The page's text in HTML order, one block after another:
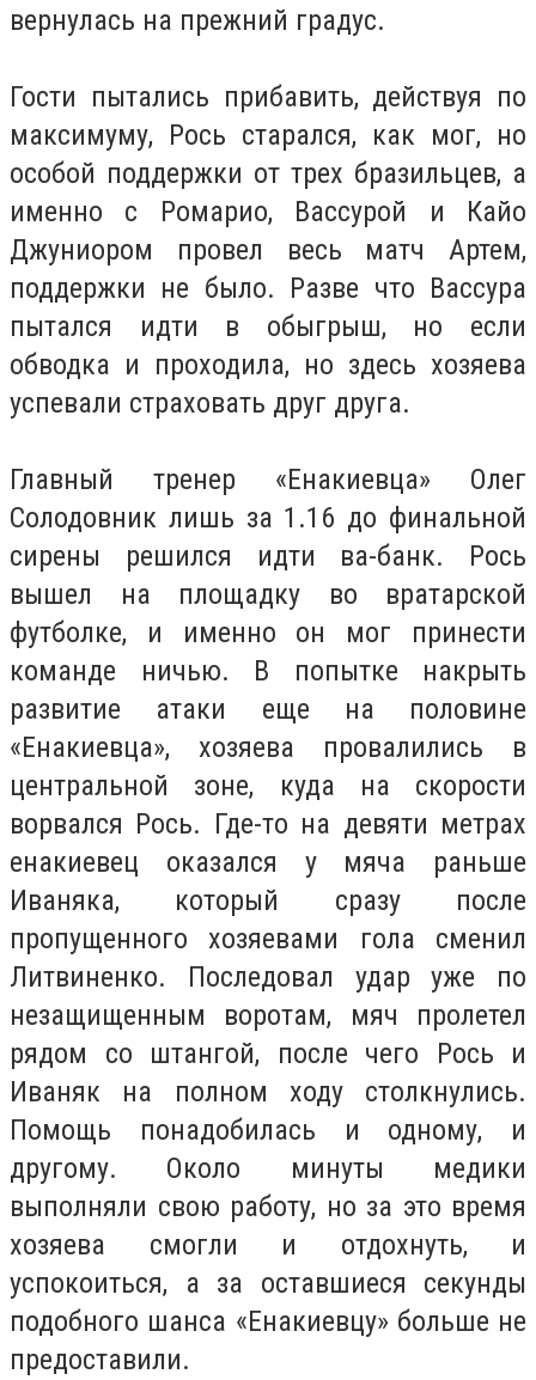
вернулась на прежний градус.
Гости пытались прибавить, действуя по
максимуму, Рось старался, как мог, но
особой поддержки от трех бразильцев, а
именно с Ромарио, Вассурой и Кайо
Джуниором провел весь матч Артем,
поддержки не было. Разве что Вассура
пытался идти в обыгрыш, но если
обводка и проходила, но здесь хозяева
успевали страховать друг друга.
Главный тренер «Енакиевца» Олег
Солодовник лишь за 1.16 до финальной
сирены решился идти ва-банк. Рось
вышел на площадку во вратарской
футболке, и именно он мог принести
команде ничью. В попытке накрыть
развитие атаки еще на половине
«Енакиевца», хозяева провалились в
центральной зоне, куда на скорости
ворвался Рось. Где-то на девяти метрах
енакиевец оказался у мяча раньше
Иваняка, который сразу после
пропущенного хозяевами гола сменил
Литвиненко. Последовал удар уже по
незащищенным воротам, мяч пролетел
рядом со штангой, после чего Рось и
Иваняк на полном ходу столкнулись.
Помощь понадобилась и одному, и
другому. Около минуты медики
выполняли свою работу, но за это время
хозяева смогли и отдохнуть, и
успокоиться, а за оставшиеся секунды
подобного шанса «Енакиевцу» больше не
предоставили.